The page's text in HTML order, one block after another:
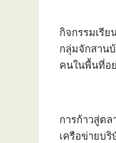
กิจกรรมเรีย
กลุ่มจักสาน
คนในพื้นที่อ
การก้าวสู่ต
เครือข่ายบ